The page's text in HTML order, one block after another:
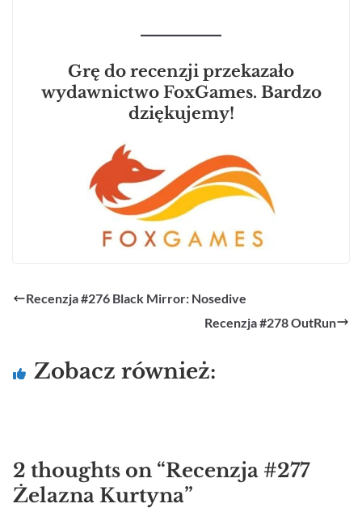
Grę do recenzji przekazało
wydawnictwo FoxGames. Bardzo
dziękujemy!
Recenzja #276 Black Mirror: Nosedive
Recenzja #278 OutRun
Zobacz również:
2 thoughts on “Recenzja #277
Żelazna Kurtyna”